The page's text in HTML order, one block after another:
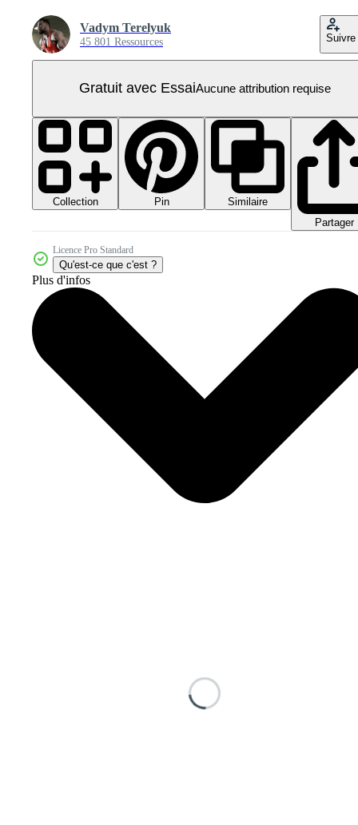
Vadym Terelyuk
45 801 Ressources Suivre
Gratuit avec EssaiAucune attribution requise
Collection Pin
Similaire
Partager
Licence Pro Standard
Qu'est-ce que c'est ?
Plus d'infos